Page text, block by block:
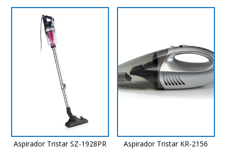
Aspirador Tristar SZ-1928PR Aspirador Tristar KR-2156